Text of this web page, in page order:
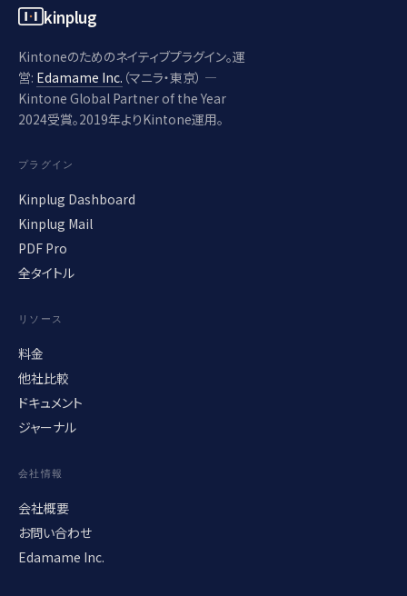
kinplug
Kintoneのためのネイティブプラグイン。運
営: Edamame Inc. （マニラ・東京） —
Kintone Global Partner of the Year
2024受賞。2019年よりKintone運用。
プラグイン
Kinplug Dashboard
Kinplug Mail
PDF Pro
全タイトル
リソース
料金
他社比較
ドキュメント
ジャーナル
会社情報
会社概要
お問い合わせ
Edamame Inc.